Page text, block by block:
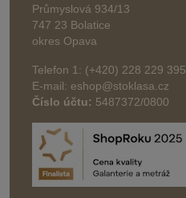
Průmyslová 934/13
747 23 Bolatice
okres Opava
Telefon 1: (+420) 228 229 395
E-mail: eshop@stoklasa.cz
Číslo účtu: 5487372/0800